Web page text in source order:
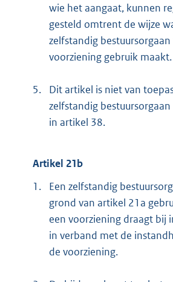
wie het aangaat, kunnen
gesteld omtrent de wijze
zelfstandig bestuursorgaan
voorziening gebruik maakt.
5.
Dit artikel is niet van
zelfstandig
in artikel 38.
Artikel 21b
1.
Een zelfstandig
grond van artikel 21a
een voorziening draagt bij
in verband met de
de voorziening.